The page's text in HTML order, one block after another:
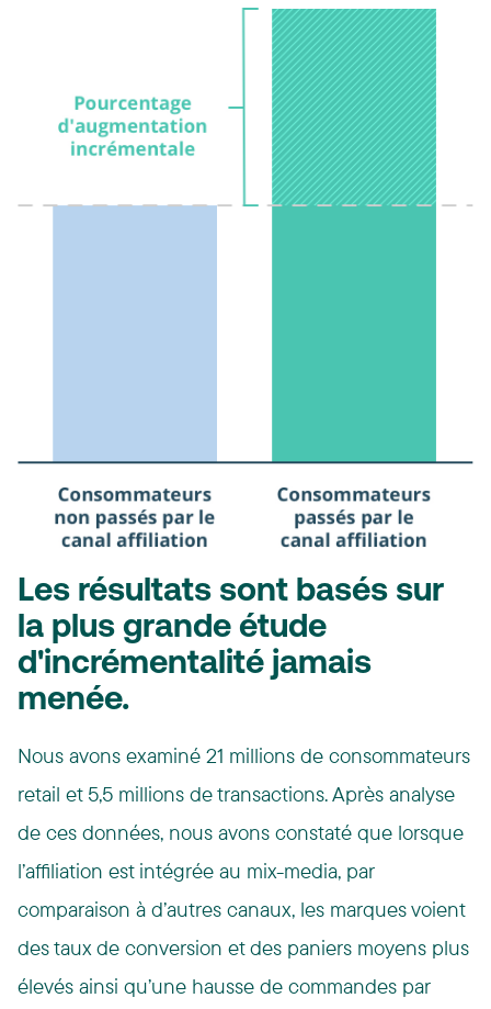
Les résultats sont basés sur
la plus grande étude
d'incrémentalité jamais
menée.
Nous avons examiné 21 millions de consommateurs
retail et 5,5 millions de transactions. Après analyse
de ces données, nous avons constaté que lorsque
l’affiliation est intégrée au mix-media, par
comparaison à d’autres canaux, les marques voient
des taux de conversion et des paniers moyens plus
élevés ainsi qu’une hausse de commandes par